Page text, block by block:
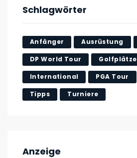
Schlagwörter
Anfänger Ausrüstung
DP World Tour Golfplätze
International PGA Tour
Tipps Turniere
Anzeige